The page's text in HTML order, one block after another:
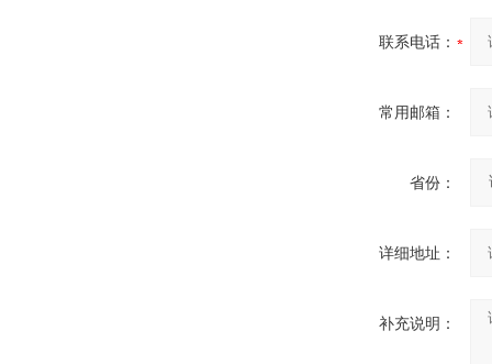
联系电话：
常用邮箱：
省份：
详细地址：
补充说明：